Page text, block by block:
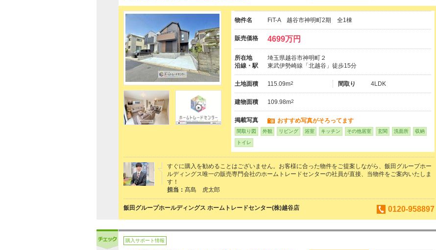
物件名 FiT-A 越谷市神明町2期 全1棟
販売価格 4699万円
所在地
埼玉県越谷市神明町２
沿線・駅
東武伊勢崎線「北越谷」徒歩15分
土地面積 115.09m2 間取り 4LDK
建物面積 109.98m2
掲載写真 おすすめ写真がそろってます
間取り図 外観 リビング 浴室 キッチン その他居室 玄関 洗面所 収納
トイレ
すぐに購入を勧めることはございません。お客様に合った物件をご提案しながら、飯田グループホー
ルディングス唯一の販売専門会社のホームトレードセンターの社員が直接、当物件をご案内いたしま
す！
担当： 髙島 虎太郎
飯田グループホールディングス ホームトレードセンター(株)越谷店 0120-958897
購入サポート情報